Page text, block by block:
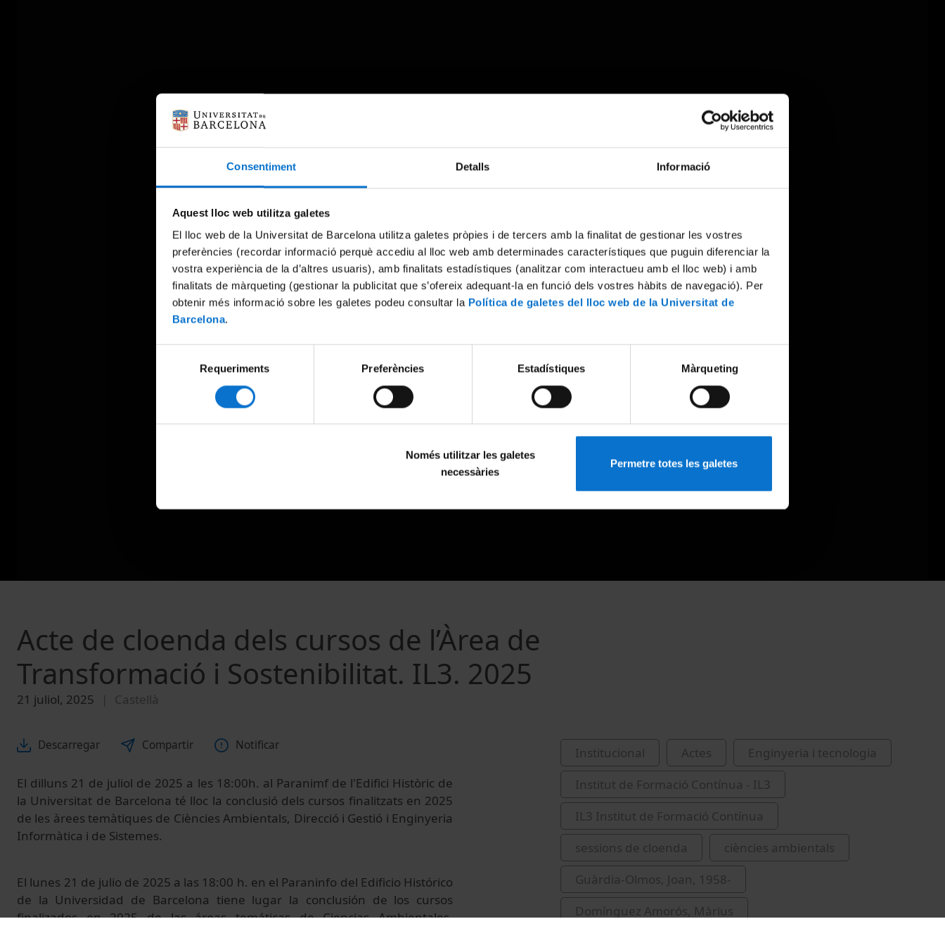
Consentiment Detalls Informació
Aquest lloc web utilitza galetes
El lloc web de la Universitat de Barcelona utilitza galetes pròpies i de tercers amb la finalitat de gestionar les vostres
preferències (recordar informació perquè accediu al lloc web amb determinades característiques que puguin diferenciar la
vostra experiència de la d’altres usuaris), amb finalitats estadístiques (analitzar com interactueu amb el lloc web) i amb
finalitats de màrqueting (gestionar la publicitat que s’ofereix adequant-la en funció dels vostres hàbits de navegació). Per
obtenir més informació sobre les galetes podeu consultar la Política de galetes del lloc web de la Universitat de
Barcelona.
Requeriments Preferències Estadístiques Màrqueting
Només utilitzar les galetes
necessàries
Permetre totes les galetes
An error occurred, please try again later.
Try again
Acte de cloenda dels cursos de l’Àrea de
Transformació i Sostenibilitat. IL3. 2025
21 juliol, 2025 Castellà
Descarregar Compartir Notificar
El dilluns 21 de juliol de 2025 a les 18:00h. al Paranimf de l'Edifici Històric de
la Universitat de Barcelona té lloc la conclusió dels cursos finalitzats en 2025
de les àrees temàtiques de Ciències Ambientals, Direcció i Gestió i Enginyeria
Informàtica i de Sistemes.
El lunes 21 de julio de 2025 a las 18:00 h. en el Paraninfo del Edificio Histórico
de la Universidad de Barcelona tiene lugar la conclusión de los cursos
finalizados en 2025 de las áreas temáticas de Ciencias Ambientales,
Institucional Actes
Enginyeria i tecnologia
Institut de Formació Contínua - IL3
IL3 Institut de Formació Contínua
sessions de cloenda
ciències ambientals
Guàrdia-Olmos, Joan, 1958-
Domínguez Amorós, Màrius